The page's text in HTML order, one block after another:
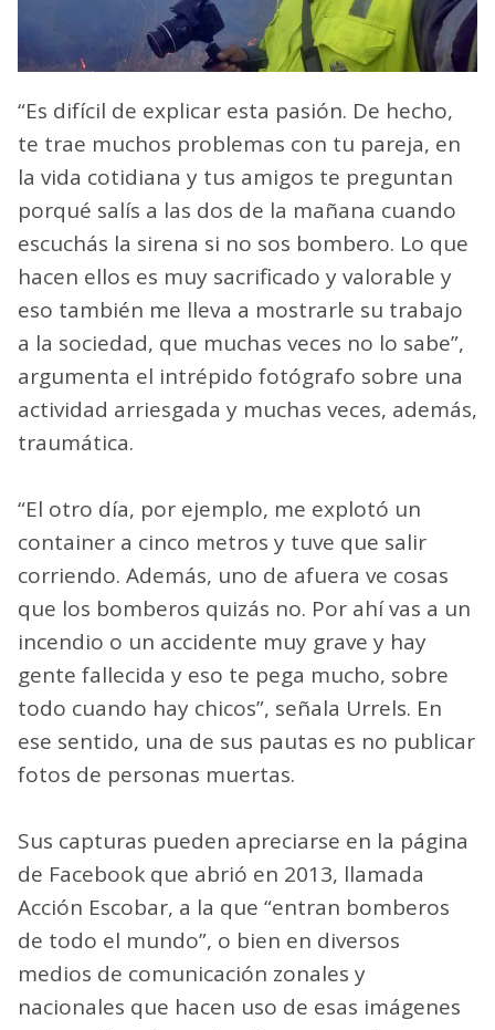
“Es difícil de explicar esta pasión. De hecho,
te trae muchos problemas con tu pareja, en
la vida cotidiana y tus amigos te preguntan
porqué salís a las dos de la mañana cuando
escuchás la sirena si no sos bombero. Lo que
hacen ellos es muy sacrificado y valorable y
eso también me lleva a mostrarle su trabajo
a la sociedad, que muchas veces no lo sabe”,
argumenta el intrépido fotógrafo sobre una
actividad arriesgada y muchas veces, además,
traumática.
“El otro día, por ejemplo, me explotó un
container a cinco metros y tuve que salir
corriendo. Además, uno de afuera ve cosas
que los bomberos quizás no. Por ahí vas a un
incendio o un accidente muy grave y hay
gente fallecida y eso te pega mucho, sobre
todo cuando hay chicos”, señala Urrels. En
ese sentido, una de sus pautas es no publicar
fotos de personas muertas.
Sus capturas pueden apreciarse en la página
de Facebook que abrió en 2013, llamada
Acción Escobar, a la que “entran bomberos
de todo el mundo”, o bien en diversos
medios de comunicación zonales y
nacionales que hacen uso de esas imágenes